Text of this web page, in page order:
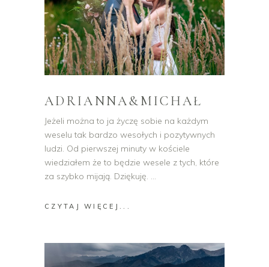
ADRIANNA&MICHAŁ
Jeżeli można to ja życzę sobie na każdym
weselu tak bardzo wesołych i pozytywnych
ludzi. Od pierwszej minuty w kościele
wiedziałem że to będzie wesele z tych, które
za szybko mijają. Dziękuję.
CZYTAJ WIĘCEJ...